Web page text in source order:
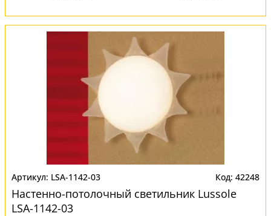
LSA-1142-03 42248
Настенно-потолочный светильник Lussole
LSA-1142-03